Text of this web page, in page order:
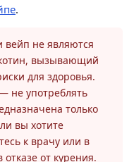
.
вейп не являются
вызывающий
для здоровья.
не употреблять
только
вы хотите
к врачу или в
от курения.